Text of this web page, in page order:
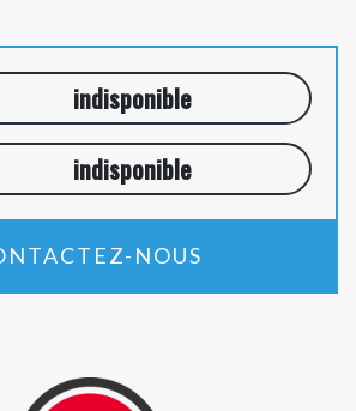
indisponible
indisponible
NOUS